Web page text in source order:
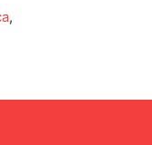
,